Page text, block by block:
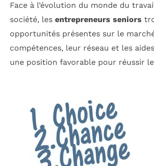
Face à l’évolution du monde du
société, les entrepreneurs seniors
opportunités présentes sur le
compétences, leur réseau et les
une position favorable pour réussir